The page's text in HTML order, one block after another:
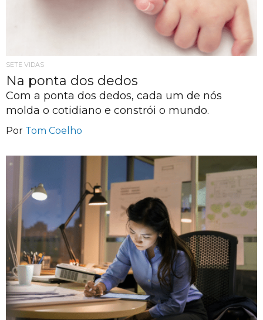
SETE VIDAS
Na ponta dos dedos
Com a ponta dos dedos, cada um de nós
molda o cotidiano e constrói o mundo.
Por Tom Coelho